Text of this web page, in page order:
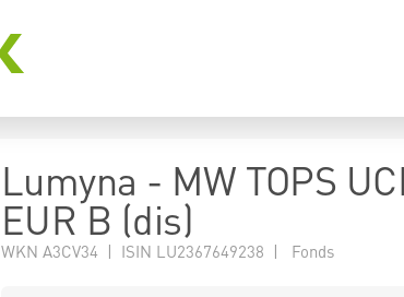
Lumyna - MW TOPS
EUR B (dis)
WKN A3CV34 | ISIN LU2367649238 | Fonds